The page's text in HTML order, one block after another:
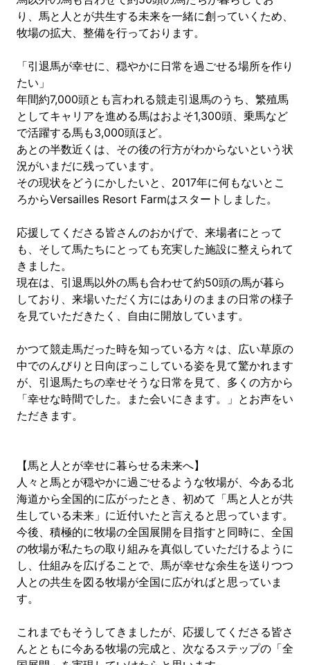
り、馬と人とが共生する未来を一緒に創っていくため、
牧場の拡大、整備を行っております。
「引退馬が幸せに、穏やかに日常を過ごせる場所を作り
たい」
年間約7,000頭とも言われる競走引退馬のうち、繁殖馬
としてキャリアを進める馬はおよそ1,300頭、乗馬など
で活躍する馬も3,000頭ほど。
あとの半数近くは、その後の行方がわからないという状
況がいまだに残っています。
その現状をどうにかしたいと、2017年に何もないとこ
ろからVersailles Resort Farmはスタートしました。
応援してくださる皆さんのおかげで、来場者にとって
も、そして馬たちにとっても充実した施設に整えられて
きました。
現在は、引退馬以外の馬も合わせて約50頭の馬が暮ら
しており、来場いただく方にはありのままの日常の様子
を見ていただきたく、自由に開放しています。
かつて競走馬だった時を知っている方々は、広い草原の
中でのんびりと日向ぼっこしている姿を見て驚かれます
が、引退馬たちの幸せそうな日常を見て、多くの方から
「幸せな時間でした。また会いにきます。」とお声をい
ただきます。
【馬と人とが幸せに暮らせる未来へ】
人々と馬とが穏やかに過ごせるような牧場が、今ある北
海道から全国的に広がったとき、初めて「馬と人とが共
生している未来」に近付いたと言えると思っています。
今後、積極的に牧場の全国展開を目指すと同時に、全国
の牧場が私たちの取り組みを真似していただけるように
し、仕組みを広げることで、馬が幸せな余生を送りつつ
人との共生を図る牧場が全国に広がればと思っていま
す。
これまでもそうしてきましたが、応援してくださる皆さ
んとともに今ある牧場の完成と、次なるステップの「全